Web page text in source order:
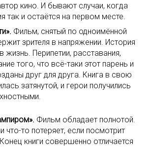
кино. И бывают случаи, когда
так и остаётся на первом месте.
Фильм, снятый по одноимённой
зрителя в напряжении. История
Перипетии, расставания,
того, что всё-таки этот парень и
друг для друга. Книга в свою
затянутой, и герои получились
Фильм обладает полнотой.
что-то потеряет, если посмотрит
книги совершенно отличается